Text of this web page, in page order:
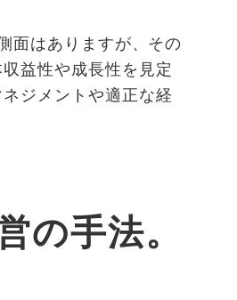
面はありますが、その
益性や成長性を見定
ジメントや適正な経
の手法。